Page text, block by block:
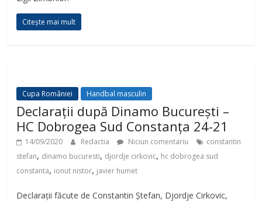
Citește mai mult
Cupa României Handbal masculin
Declarații după Dinamo București –
HC Dobrogea Sud Constanța 24-21
14/09/2020 Redactia Niciun comentariu
constantin
stefan, dinamo bucuresti, djordje cirkovic, hc dobrogea sud
constanta, ionut nistor, javier humet
Declarații făcute de Constantin Ștefan, Djordje Cirkovic,